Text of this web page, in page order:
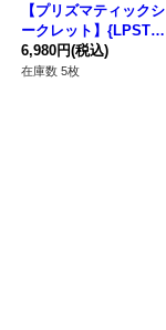
【プリズマティックシ
ークレット】{LPST-J
P001}《モンスター》
6,980円(税込)
在庫数 5枚